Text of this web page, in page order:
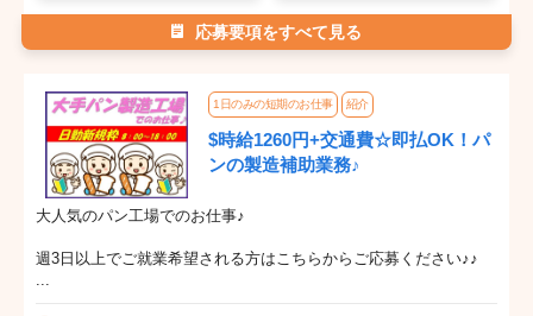
応募要項をすべて見る
1日のみの短期のお仕事 紹介
$時給1260円+交通費☆即払OK！パ
ンの製造補助業務♪
大人気のパン工場でのお仕事♪
週3日以上でご就業希望される方はこちらからご応募ください♪♪
...